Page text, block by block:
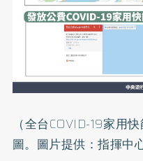
（全台COVID-19家用
圖。圖片提供：指揮中心